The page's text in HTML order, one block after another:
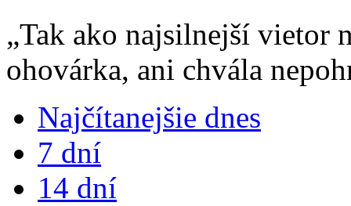
„Tak ako najsilnejší vietor
ohovárka, ani chvála
Najčítanejšie dnes
7 dní
14 dní